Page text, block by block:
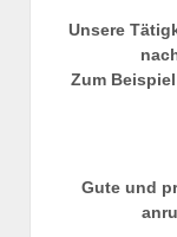
Unsere
Zum
Gute und